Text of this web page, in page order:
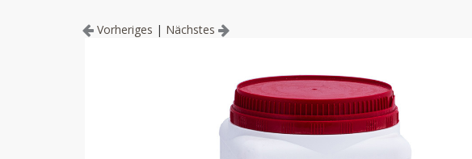
Vorheriges | Nächstes